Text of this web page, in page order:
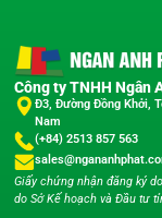
Công ty TNHH Ngân
Đ3, Đường Đồng Khởi,
Nam
(+84) 2513 857 563
Giấy chứng nhận đăng ký
do Sở Kế hoạch và Đầu tư